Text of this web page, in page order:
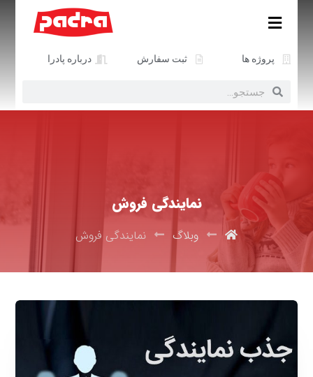
پروژه ها ثبت سفارش درباره پادرا
نمایندگی فروش
وبلاگ نمایندگی فروش